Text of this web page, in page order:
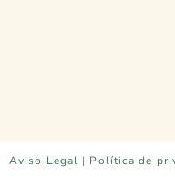
Aviso Legal | Política de